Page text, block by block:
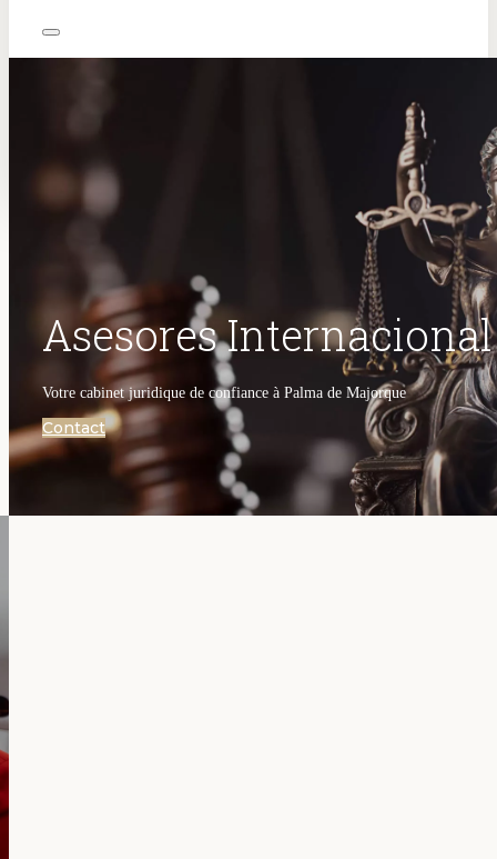
Le bureau
Contact
Asesores Internacional
Votre cabinet juridique de confiance à Palma de Majorque
Contact